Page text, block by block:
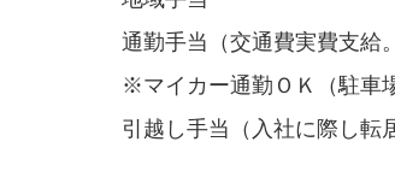
通勤手当（交通費実費支給
※マイカー通勤ＯＫ（駐車
引越し手当（入社に際し転